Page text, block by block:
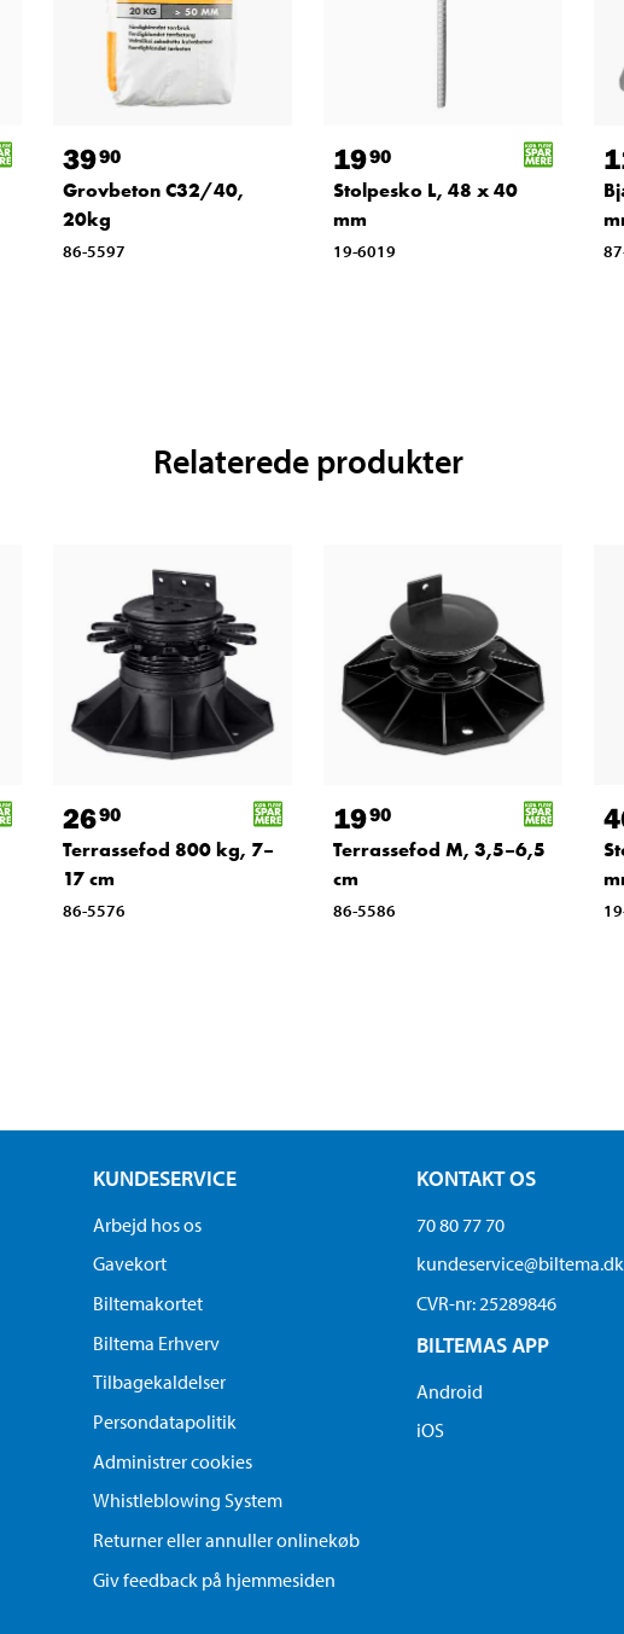
3990
Grovbeton C32/40,
20kg
86-5597
1990
Stolpesko L, 48 x 40
mm
19-6019
Relaterede produkter
2690
Terrassefod 800 kg, 7–
17 cm
86-5576
1990
Terrassefod M, 3,5–6,5
cm
86-5586
KUNDESERVICE
Arbejd hos os
Gavekort
Biltemakortet
Biltema Erhverv
Tilbagekaldelser
Persondatapolitik
Administrer cookies
Whistleblowing System
Returner eller annuller onlinekøb
Giv feedback på hjemmesiden
KONTAKT OS
70 80 77 70
kundeservice@biltema.dk
CVR-nr: 25289846
BILTEMAS APP
Android
iOS